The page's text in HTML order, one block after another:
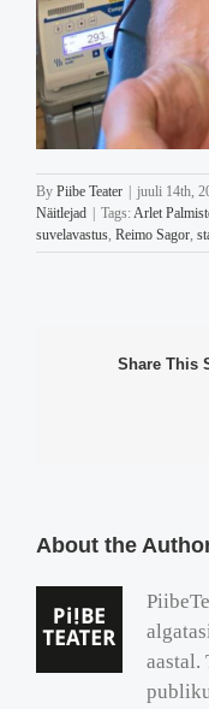
By Piibe Teater juuli 14th,
Näitlejad
Tags:Arlet
suvelavastus, Reimo Sagor,
Share This
About the
aastal.